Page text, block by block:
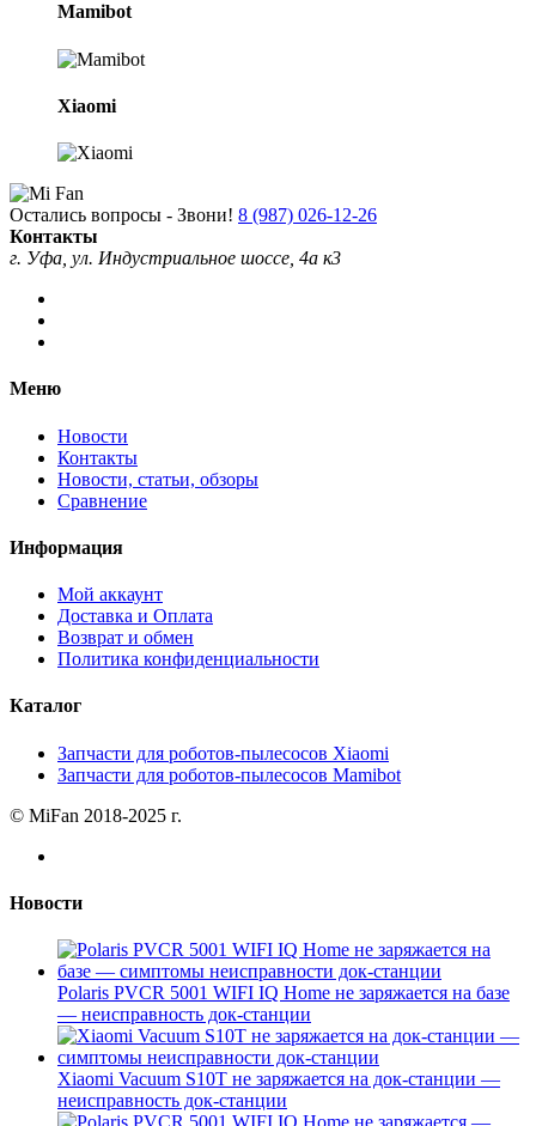
Mamibot
Xiaomi
Остались вопросы - Звони! 8 (987) 026-12-26
Контакты
г. Уфа, ул. Индустриальное шоссе, 4а к3
Меню
Новости
Контакты
Новости, статьи, обзоры
Сравнение
Информация
Мой аккаунт
Доставка и Оплата
Возврат и обмен
Политика конфиденциальности
Каталог
Запчасти для роботов-пылесосов Xiaomi
Запчасти для роботов-пылесосов Mamibot
© MiFan 2018-2025 г.
Новости
Polaris PVCR 5001 WIFI IQ Home не заряжается на базе
— неисправность док-станции
Xiaomi Vacuum S10T не заряжается на док-станции —
неисправность док-станции